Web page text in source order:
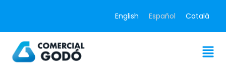
English Español Català